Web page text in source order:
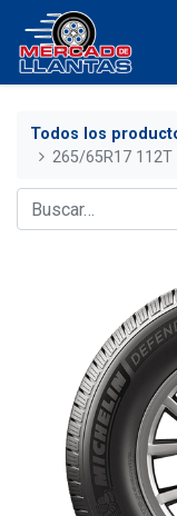
Todos los
265/65R17 112T